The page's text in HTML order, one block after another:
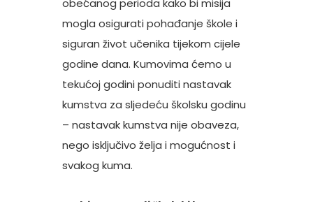
obećanog perioda kako bi misija
mogla osigurati pohađanje škole i
siguran život učenika tijekom cijele
godine dana. Kumovima ćemo u
tekućoj godini ponuditi nastavak
kumstva za sljedeću školsku godinu
– nastavak kumstva nije obaveza,
nego isključivo želja i mogućnost i
svakog kuma.